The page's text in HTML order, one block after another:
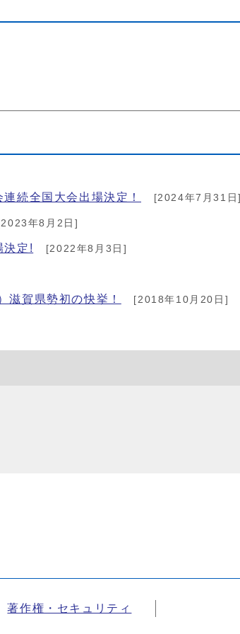
続全国大会出場決定！ [2024年7月31日]
年8月2日]
決定! [2022年8月3日]
滋賀県勢初の快挙！ [2018年10月20日]
著作権・セキュリティ